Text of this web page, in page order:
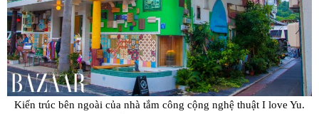
Kiến trúc bên ngoài của nhà tắm công cộng nghệ thuật I love Yu.